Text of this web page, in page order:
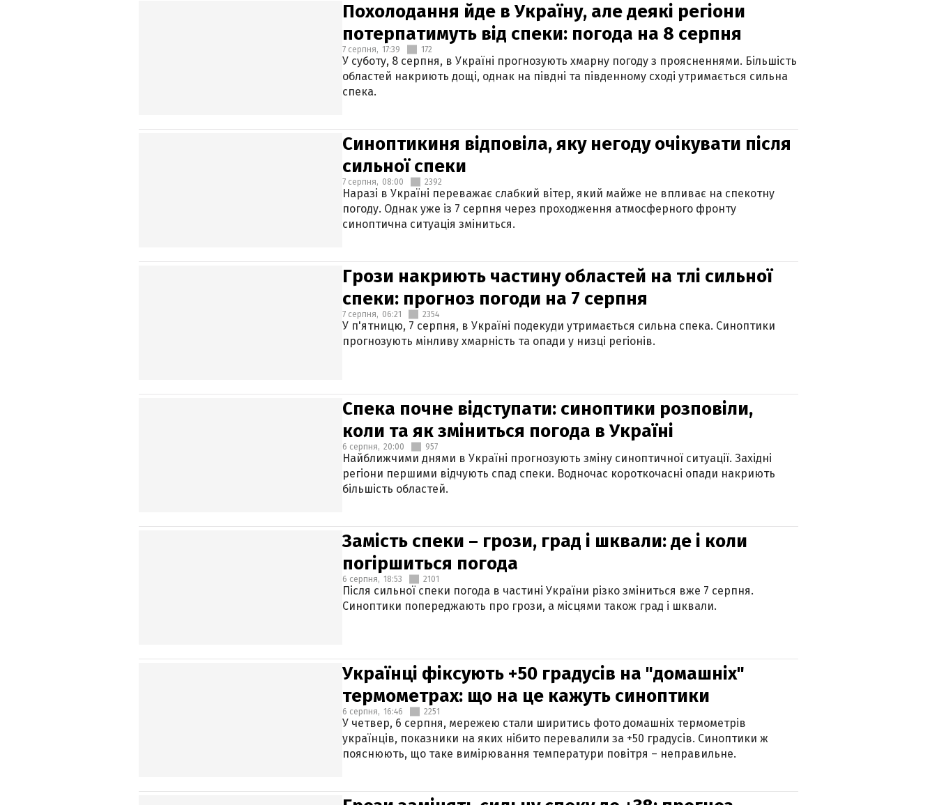
Похолодання йде в Україну, але деякі регіони
потерпатимуть від спеки: погода на 8 серпня
7 серпня, 17:39 172
У суботу, 8 серпня, в Україні прогнозують хмарну погоду з проясненнями. Більшість
областей накриють дощі, однак на півдні та південному сході утримається сильна
спека.
Синоптикиня відповіла, яку негоду очікувати після
сильної спеки
7 серпня, 08:00 2392
Наразі в Україні переважає слабкий вітер, який майже не впливає на спекотну
погоду. Однак уже із 7 серпня через проходження атмосферного фронту
синоптична ситуація зміниться.
Грози накриють частину областей на тлі сильної
спеки: прогноз погоди на 7 серпня
7 серпня, 06:21 2354
У п'ятницю, 7 серпня, в Україні подекуди утримається сильна спека. Синоптики
прогнозують мінливу хмарність та опади у низці регіонів.
Спека почне відступати: синоптики розповіли,
коли та як зміниться погода в Україні
6 серпня, 20:00 957
Найближчими днями в Україні прогнозують зміну синоптичної ситуації. Західні
регіони першими відчують спад спеки. Водночас короткочасні опади накриють
більшість областей.
Замість спеки – грози, град і шквали: де і коли
погіршиться погода
6 серпня, 18:53 2101
Після сильної спеки погода в частині України різко зміниться вже 7 серпня.
Синоптики попереджають про грози, а місцями також град і шквали.
Українці фіксують +50 градусів на "домашніх"
термометрах: що на це кажуть синоптики
6 серпня, 16:46 2251
У четвер, 6 серпня, мережею стали ширитись фото домашніх термометрів
українців, показники на яких нібито перевалили за +50 градусів. Синоптики ж
пояснюють, що таке вимірювання температури повітря – неправильне.